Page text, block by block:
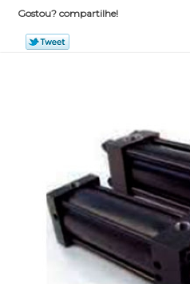
Gostou? compartilhe!